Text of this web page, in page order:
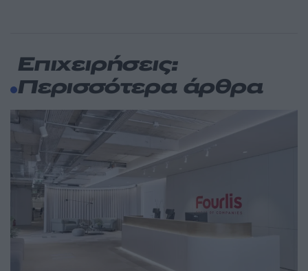
Επιχειρήσεις:
Περισσότερα άρθρα